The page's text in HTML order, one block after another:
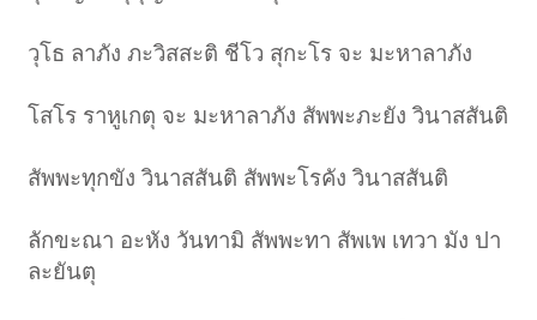
วุโธ ลาภัง ภะวิสสะติ ชีโว สุกะโร จะ มะหาลาภัง
โสโร ราหูเกตุ จะ มะหาลาภัง สัพพะภะยัง วินาสสันติ
สัพพะทุกขัง วินาสสันติ สัพพะโรคัง วินาสสันติ
ลักขะณา อะหัง วันทามิ สัพพะทา สัพเพ เทวา มัง ปา
ละยันตุ